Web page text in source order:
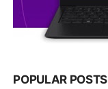
POPULAR POSTS